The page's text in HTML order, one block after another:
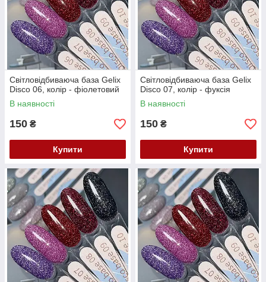
Світловідбиваюча база Gelix
Disco 06, колір - фіолетовий
В наявності
150 ₴
Купити
Світловідбиваюча база Gelix
Disco 07, колір - фуксія
В наявності
150 ₴
Купити